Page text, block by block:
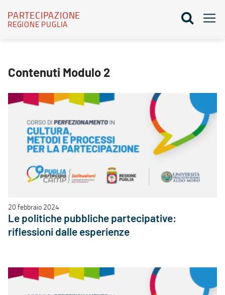
PARTECIPAZIONE
REGIONE PUGLIA
Contenuti Modulo 2
20 febbraio 2024
Le politiche pubbliche partecipative:
riflessioni dalle esperienze